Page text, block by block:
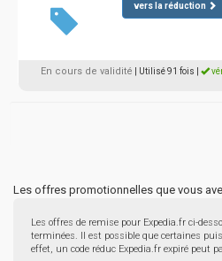
vers la réduction
En cours de validité | Utilisé 91 fois
Les offres promotionnelles que vous
Les offres de remise pour Expedia.fr ci-
terminées. Il est possible que certaines
effet, un code réduc Expedia.fr expiré peut